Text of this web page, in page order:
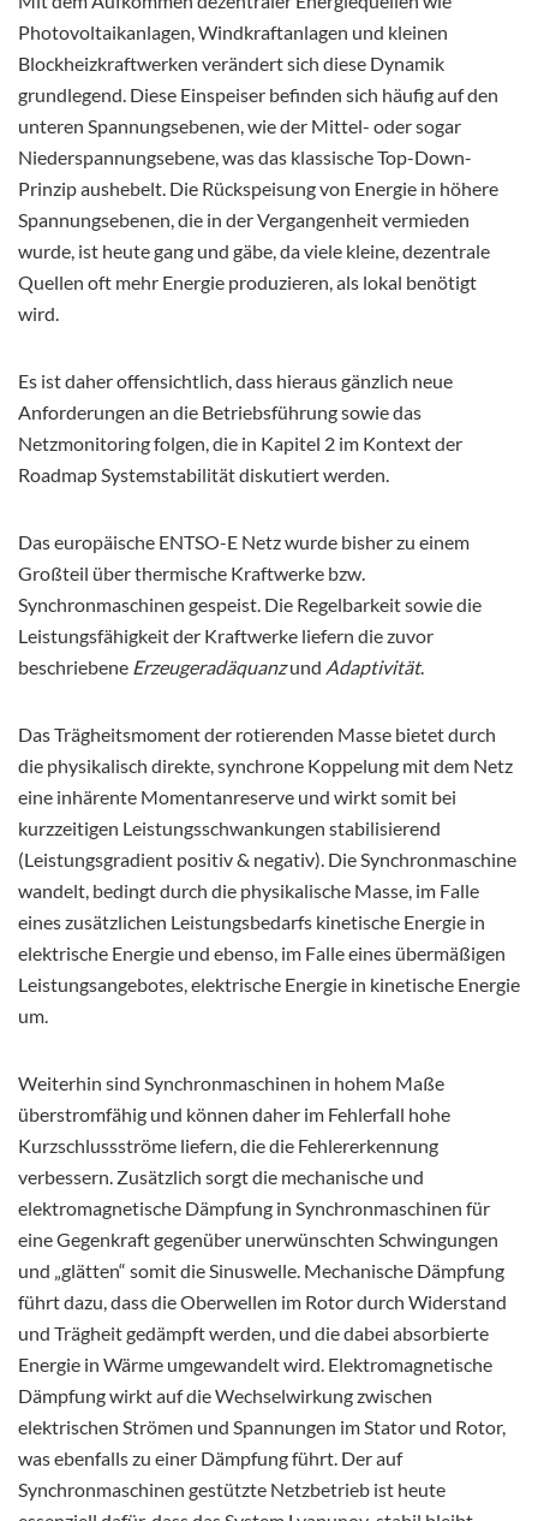
Photovoltaikanlagen, Windkraftanlagen und kleinen
Blockheizkraftwerken verändert sich diese Dynamik
grundlegend. Diese Einspeiser befinden sich häufig auf den
unteren Spannungsebenen, wie der Mittel- oder sogar
Niederspannungsebene, was das klassische Top-Down-
Prinzip aushebelt. Die Rückspeisung von Energie in höhere
Spannungsebenen, die in der Vergangenheit vermieden
wurde, ist heute gang und gäbe, da viele kleine, dezentrale
Quellen oft mehr Energie produzieren, als lokal benötigt
wird.
Es ist daher offensichtlich, dass hieraus gänzlich neue
Anforderungen an die Betriebsführung sowie das
Netzmonitoring folgen, die in Kapitel 2 im Kontext der
Roadmap Systemstabilität diskutiert werden.
Das europäische ENTSO-E Netz wurde bisher zu einem
Großteil über thermische Kraftwerke bzw.
Synchronmaschinen gespeist. Die Regelbarkeit sowie die
Leistungsfähigkeit der Kraftwerke liefern die zuvor
beschriebene Erzeugeradäquanzund Adaptivität.
Das Trägheitsmoment der rotierenden Masse bietet durch
die physikalisch direkte, synchrone Koppelung mit dem Netz
eine inhärente Momentanreserve und wirkt somit bei
kurzzeitigen Leistungsschwankungen stabilisierend
(Leistungsgradient positiv & negativ). Die Synchronmaschine
wandelt, bedingt durch die physikalische Masse, im Falle
eines zusätzlichen Leistungsbedarfs kinetische Energie in
elektrische Energie und ebenso, im Falle eines übermäßigen
Leistungsangebotes, elektrische Energie in kinetische Energie
um.
Weiterhin sind Synchronmaschinen in hohem Maße
überstromfähig und können daher im Fehlerfall hohe
Kurzschlussströme liefern, die die Fehlererkennung
verbessern. Zusätzlich sorgt die mechanische und
elektromagnetische Dämpfung in Synchronmaschinen für
eine Gegenkraft gegenüber unerwünschten Schwingungen
und „glätten“ somit die Sinuswelle. Mechanische Dämpfung
führt dazu, dass die Oberwellen im Rotor durch Widerstand
und Trägheit gedämpft werden, und die dabei absorbierte
Energie in Wärme umgewandelt wird. Elektromagnetische
Dämpfung wirkt auf die Wechselwirkung zwischen
elektrischen Strömen und Spannungen im Stator und Rotor,
was ebenfalls zu einer Dämpfung führt. Der auf
Synchronmaschinen gestützte Netzbetrieb ist heute